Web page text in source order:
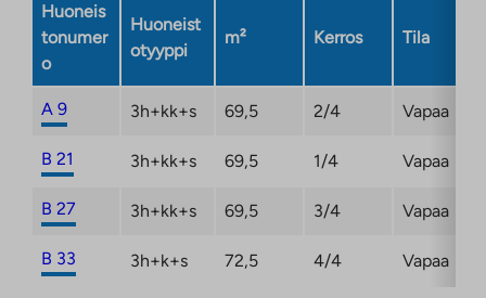
Huoneis
tonumer
o
Huoneist
otyyppi
m² Kerros Tila
A 9 3h+kk+s 69,5 2/4 Vapaa
B 21 3h+kk+s 69,5 1/4 Vapaa
B 27 3h+kk+s 69,5 3/4 Vapaa
B 33 3h+k+s 72,5 4/4 Vapaa